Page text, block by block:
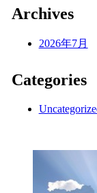
Archives
2026年7月
Categories